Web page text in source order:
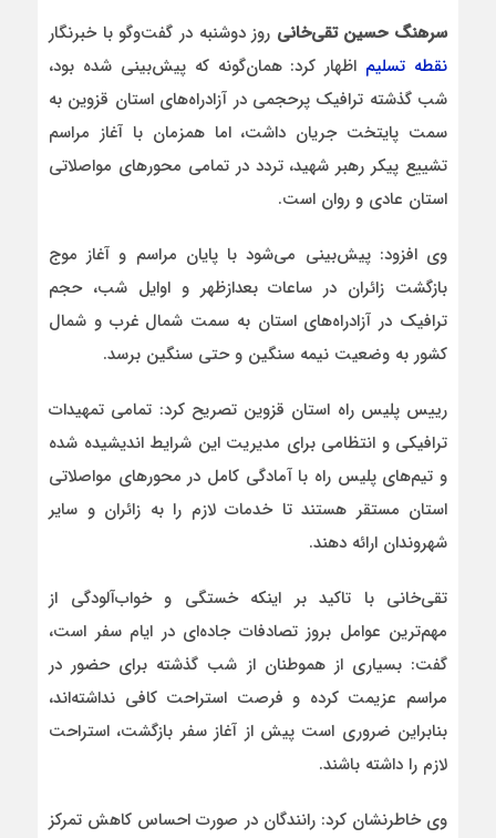
سرهنگ حسین تقی‌خانی روز دوشنبه در گفت‌وگو با خبرنگار
نقطه تسلیم اظهار کرد: همان‌گونه که پیش‌بینی شده بود،
شب گذشته ترافیک پرحجمی در آزادراه‌های استان قزوین به
سمت پایتخت جریان داشت، اما همزمان با آغاز مراسم
تشییع پیکر رهبر شهید، تردد در تمامی محورهای مواصلاتی
استان عادی و روان است.
وی افزود: پیش‌بینی می‌شود با پایان مراسم و آغاز موج
بازگشت زائران در ساعات بعدازظهر و اوایل شب، حجم
ترافیک در آزادراه‌های استان به سمت شمال‌ غرب و شمال
کشور به وضعیت نیمه‌ سنگین و حتی سنگین برسد.
رییس پلیس راه استان قزوین تصریح کرد: تمامی تمهیدات
ترافیکی و انتظامی برای مدیریت این شرایط اندیشیده شده
و تیم‌های پلیس راه با آمادگی کامل در محورهای مواصلاتی
استان مستقر هستند تا خدمات لازم را به زائران و سایر
شهروندان ارائه دهند.
تقی‌خانی با تاکید بر اینکه خستگی و خواب‌آلودگی از
مهم‌ترین عوامل بروز تصادفات جاده‌ای در ایام سفر است،
گفت: بسیاری از هموطنان از شب گذشته برای حضور در
مراسم عزیمت کرده و فرصت استراحت کافی نداشته‌اند،
بنابراین ضروری است پیش از آغاز سفر بازگشت، استراحت
لازم را داشته باشند.
وی خاطرنشان کرد: رانندگان در صورت احساس کاهش تمرکز